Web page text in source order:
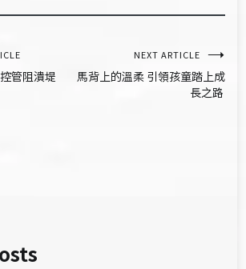
管阻潰堤
NEXT ARTICLE
馬背上的溫柔 引領孩童踏上成
長之路